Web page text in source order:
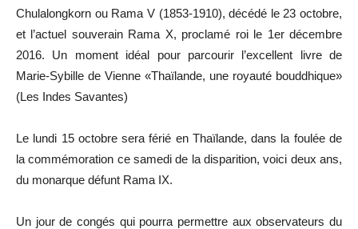
Chulalongkorn ou Rama V (1853-1910), décédé le 23 octobre,
et l’actuel souverain Rama X, proclamé roi le 1er décembre
2016. Un moment idéal pour parcourir l’excellent livre de
Marie-Sybille de Vienne «Thaïlande, une royauté bouddhique»
(Les Indes Savantes)
Le lundi 15 octobre sera férié en Thaïlande, dans la foulée de
la commémoration ce samedi de la disparition, voici deux ans,
du monarque défunt Rama IX.
Un jour de congés qui pourra permettre aux observateurs du